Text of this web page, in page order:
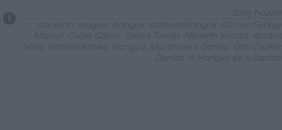
Szólj hozzá!
szinkron
magyar hangok szinkronhangok
Dörner György
Marvel
Csőre Gábor Széles Tamás Németh Kriszta
Kovács
Nóra
szinkronkritika Hangya Martinovics Dorina
Gáti Oszkár
Darázs
A Hangya és a Darázs